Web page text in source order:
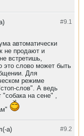
#9. 1
автоматически
не продают и
встретишь,
это слово может быть
Для
режиме
слов". А ведь
на сене" ,
#9. 2
а)